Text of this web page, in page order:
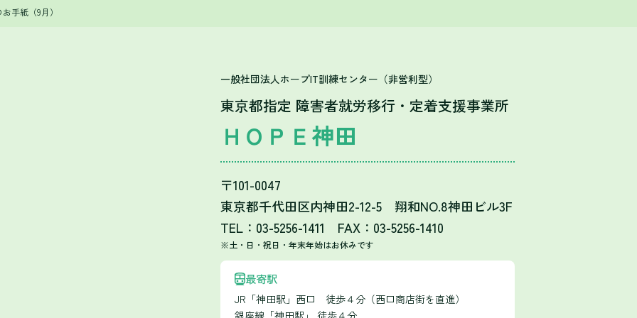
手紙（9月）
一般社団法人ホープIT訓練センター（非営利型）
東京都指定 障害者就労移行・定着支援事業所
ＨＯＰＥ神田
〒101-0047
東京都千代田区内神田2-12-5 翔和NO.8神田ビル3F
TEL：03-5256-1411 FAX：03-5256-1410
※土・日・祝日・年末年始はお休みです
最寄駅
JR「神田駅」西口 徒歩４分（西口商店街を直進）
銀座線「神田駅」 徒歩４分